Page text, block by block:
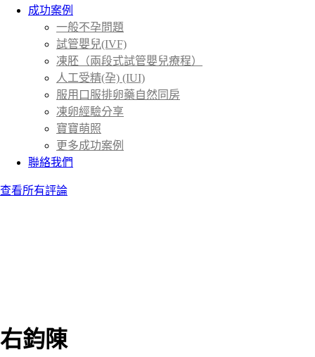
成功案例
一般不孕問題
試管嬰兒(IVF)
凍胚（兩段式試管嬰兒療程）
人工受精(孕) (IUI)
服用口服排卵藥自然同房
凍卵經驗分享
寶寶萌照
更多成功案例
聯絡我們
查看所有評論
右鈞陳